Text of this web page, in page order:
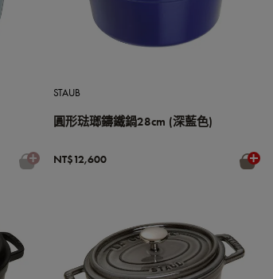
STAUB
圓形琺瑯鑄鐵鍋28cm (深藍色)
NT$12,600